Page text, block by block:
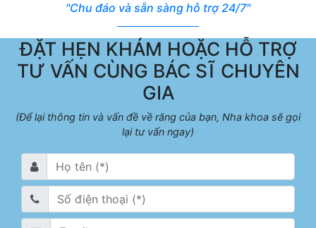
"Chu đáo và sẵn sàng hỗ trợ 24/7"
ĐẶT HẸN KHÁM HOẶC HỖ TRỢ
TƯ VẤN CÙNG BÁC SĨ CHUYÊN
GIA
(Để lại thông tin và vấn đề về răng của bạn, Nha khoa sẽ gọi
lại tư vấn ngay)